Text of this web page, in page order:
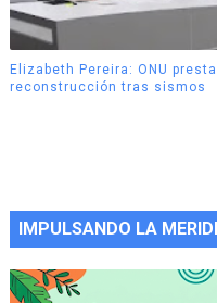
Elizabeth Pereira: ONU
reconstrucción tras sismos
IMPULSANDO LA